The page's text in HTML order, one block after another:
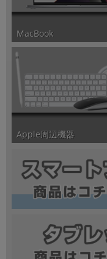
MacBook
Apple周辺機器